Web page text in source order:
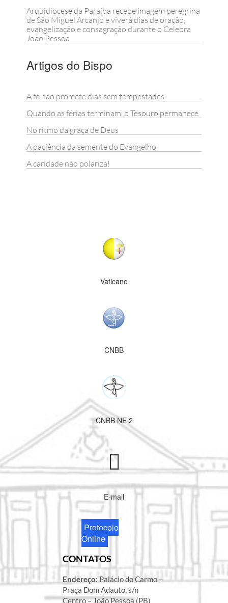
Arquidiocese da Paraíba recebe imagem peregrina
de São Miguel Arcanjo e viverá dias de oração,
evangelização e consagração durante o Celebra
João Pessoa
Artigos do Bispo
A fé não promete dias sem tempestades
Quando as férias terminam, o Tesouro permanece
No ritmo da graça de Deus
A paciência da semente do Evangelho
A caridade não polariza!
Vaticano
CNBB
CNBB NE 2
E-mail
Protocolo
Online
CONTATOS
Endereço:Palácio do Carmo –
Praça Dom Adauto, s/n
Centro – João Pessoa (PB)